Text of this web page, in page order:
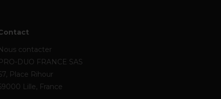
contacter
DUO FRANCE SAS
Place Rihour
Lille, France